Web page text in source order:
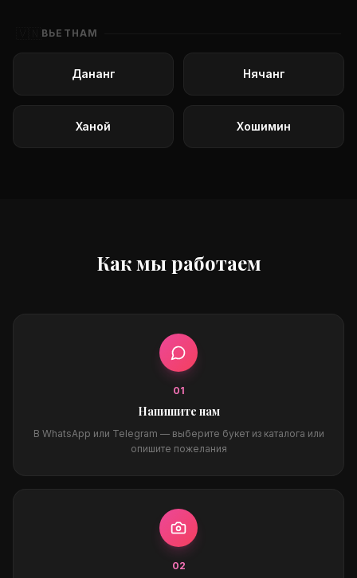
ВЬЕТНАМ
Дананг Нячанг
Ханой Хошимин
Как мы работаем
01
Напишите нам
В WhatsApp или Telegram — выберите букет из каталога или
опишите пожелания
02